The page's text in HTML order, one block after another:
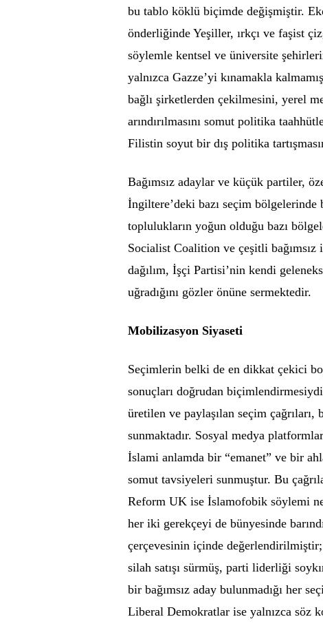
bu tablo köklü biçimde değişmiştir.
önderliğinde Yeşiller, ırkçı ve faşist
söylemle kentsel ve üniversite
yalnızca Gazze’yi kınamakla
bağlı şirketlerden çekilmesini, yerel
arındırılmasını somut politika
Filistin soyut bir dış politika
Bağımsız adaylar ve küçük partiler,
İngiltere’deki bazı seçim
toplulukların yoğun olduğu bazı
Socialist Coalition ve çeşitli
dağılım, İşçi Partisi’nin kendi
uğradığını gözler önüne sermektedir.
Mobilizasyon Siyaseti
Seçimlerin belki de en dikkat çekici
sonuçları doğrudan
üretilen ve paylaşılan seçim
sunmaktadır. Sosyal medya
İslami anlamda bir “emanet” ve bir
somut tavsiyeleri sunmuştur. Bu
Reform UK ise İslamofobik söylemi
her iki gerekçeyi de bünyesinde
çerçevesinin içinde
silah satışı sürmüş, parti liderliği
bir bağımsız aday bulunmadığı her
Liberal Demokratlar ise yalnızca söz